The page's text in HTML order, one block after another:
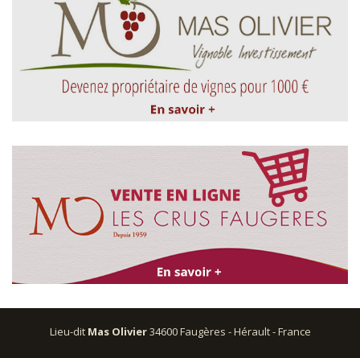
Lieu-dit Mas Olivier34600 Faugères - Hérault - France